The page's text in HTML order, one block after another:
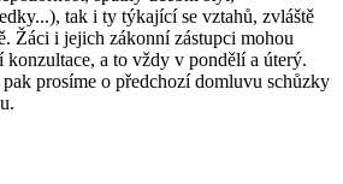
tak i ty týkající se vztahů, zvláště
Žáci i jejich zákonní zástupci mohou
a to vždy v pondělí a úterý.
pak prosíme o předchozí domluvu schůzky